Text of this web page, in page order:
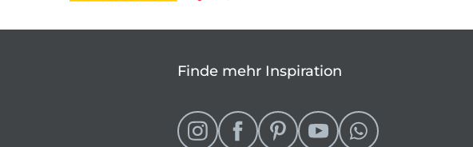
Finde mehr Inspiration